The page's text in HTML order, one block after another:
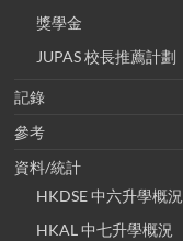
獎學金
JUPAS 校長推薦計劃
記錄
參考
資料/統計
HKDSE 中六升學概況
HKAL 中七升學概況